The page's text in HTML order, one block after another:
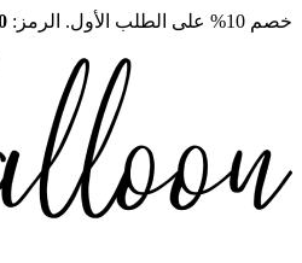
خصم 10% على الطلب الأول. الرمز: